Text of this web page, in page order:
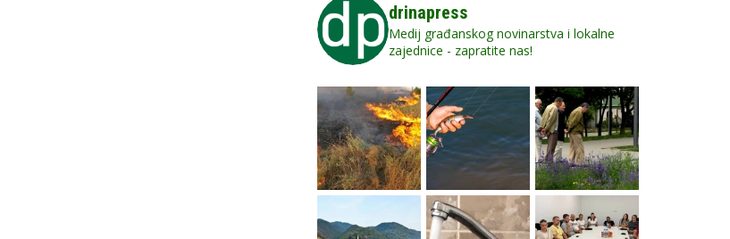
drinapress
Medij građanskog novinarstva i lokalne
zajednice - zapratite nas!